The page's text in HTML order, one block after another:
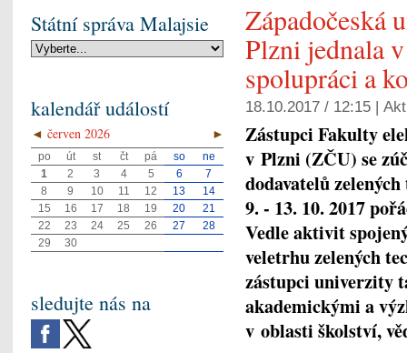
Západočeská
Plzni jednala
spolupráci a
18.10.2017 / 12:15 |
Zástupci Fakulty
v Plzni (ZČU) se
dodavatelů
9. - 13. 10. 2017
Vedle aktivit
veletrhu zelených
zástupci univerzity
akademickými a
v oblasti školství,
Státní správa Malajsie
kalendář událostí
◄ ►
červen 2026
po út st čt pá so
ne
1
2 3 4 5 6
7
8
9 10 11 12 13
14
15
16 17 18 19 20
21
22
23 24 25 26 27
28
29
30
sledujte nás na